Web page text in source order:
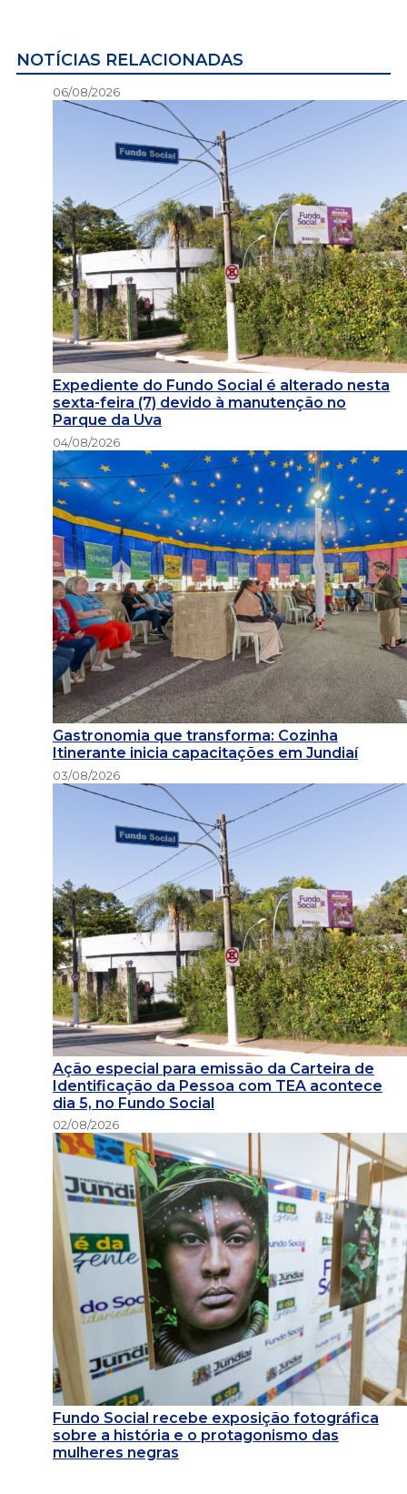
NOTÍCIAS RELACIONADAS
06/08/2026
Expediente do Fundo Social é alterado nesta
sexta-feira (7) devido à manutenção no
Parque da Uva
04/08/2026
Gastronomia que transforma: Cozinha
Itinerante inicia capacitações em Jundiaí
03/08/2026
Ação especial para emissão da Carteira de
Identificação da Pessoa com TEA acontece
dia 5, no Fundo Social
02/08/2026
Fundo Social recebe exposição fotográfica
sobre a história e o protagonismo das
mulheres negras